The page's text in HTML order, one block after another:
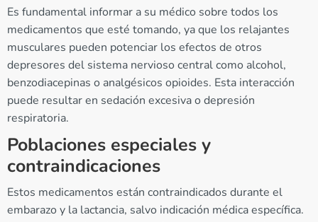
Es fundamental informar a su médico sobre todos los
medicamentos que esté tomando, ya que los relajantes
musculares pueden potenciar los efectos de otros
depresores del sistema nervioso central como alcohol,
benzodiacepinas o analgésicos opioides. Esta interacción
puede resultar en sedación excesiva o depresión
respiratoria.
Poblaciones especiales y
contraindicaciones
Estos medicamentos están contraindicados durante el
embarazo y la lactancia, salvo indicación médica específica.